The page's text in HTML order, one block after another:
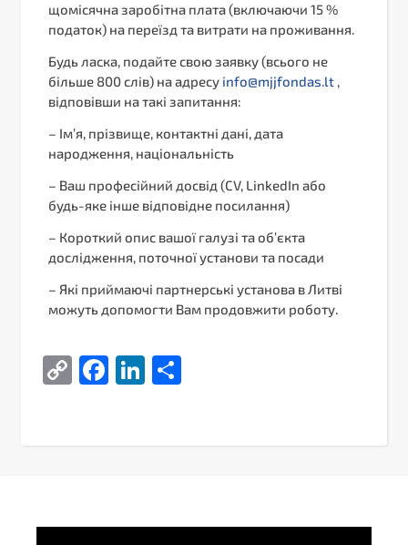
щомісячна заробітна плата (включаючи 15 %
податок) на переїзд та витрати на проживання.
Будь ласка, подайте свою заявку (всього не
більше 800 слів) на адресу info@mjjfondas.lt ,
відповівши на такі запитання:
– Ім’я, прізвище, контактні дані, дата
народження, національність
– Ваш професійний досвід (CV, LinkedIn або
будь-яке інше відповідне посилання)
– Короткий опис вашої галузі та об’єкта
дослідження, поточної установи та посади
– Які приймаючі партнерські установа в Литві
можуть допомогти Вам продовжити роботу.
CopyFacebook
LinkedIn